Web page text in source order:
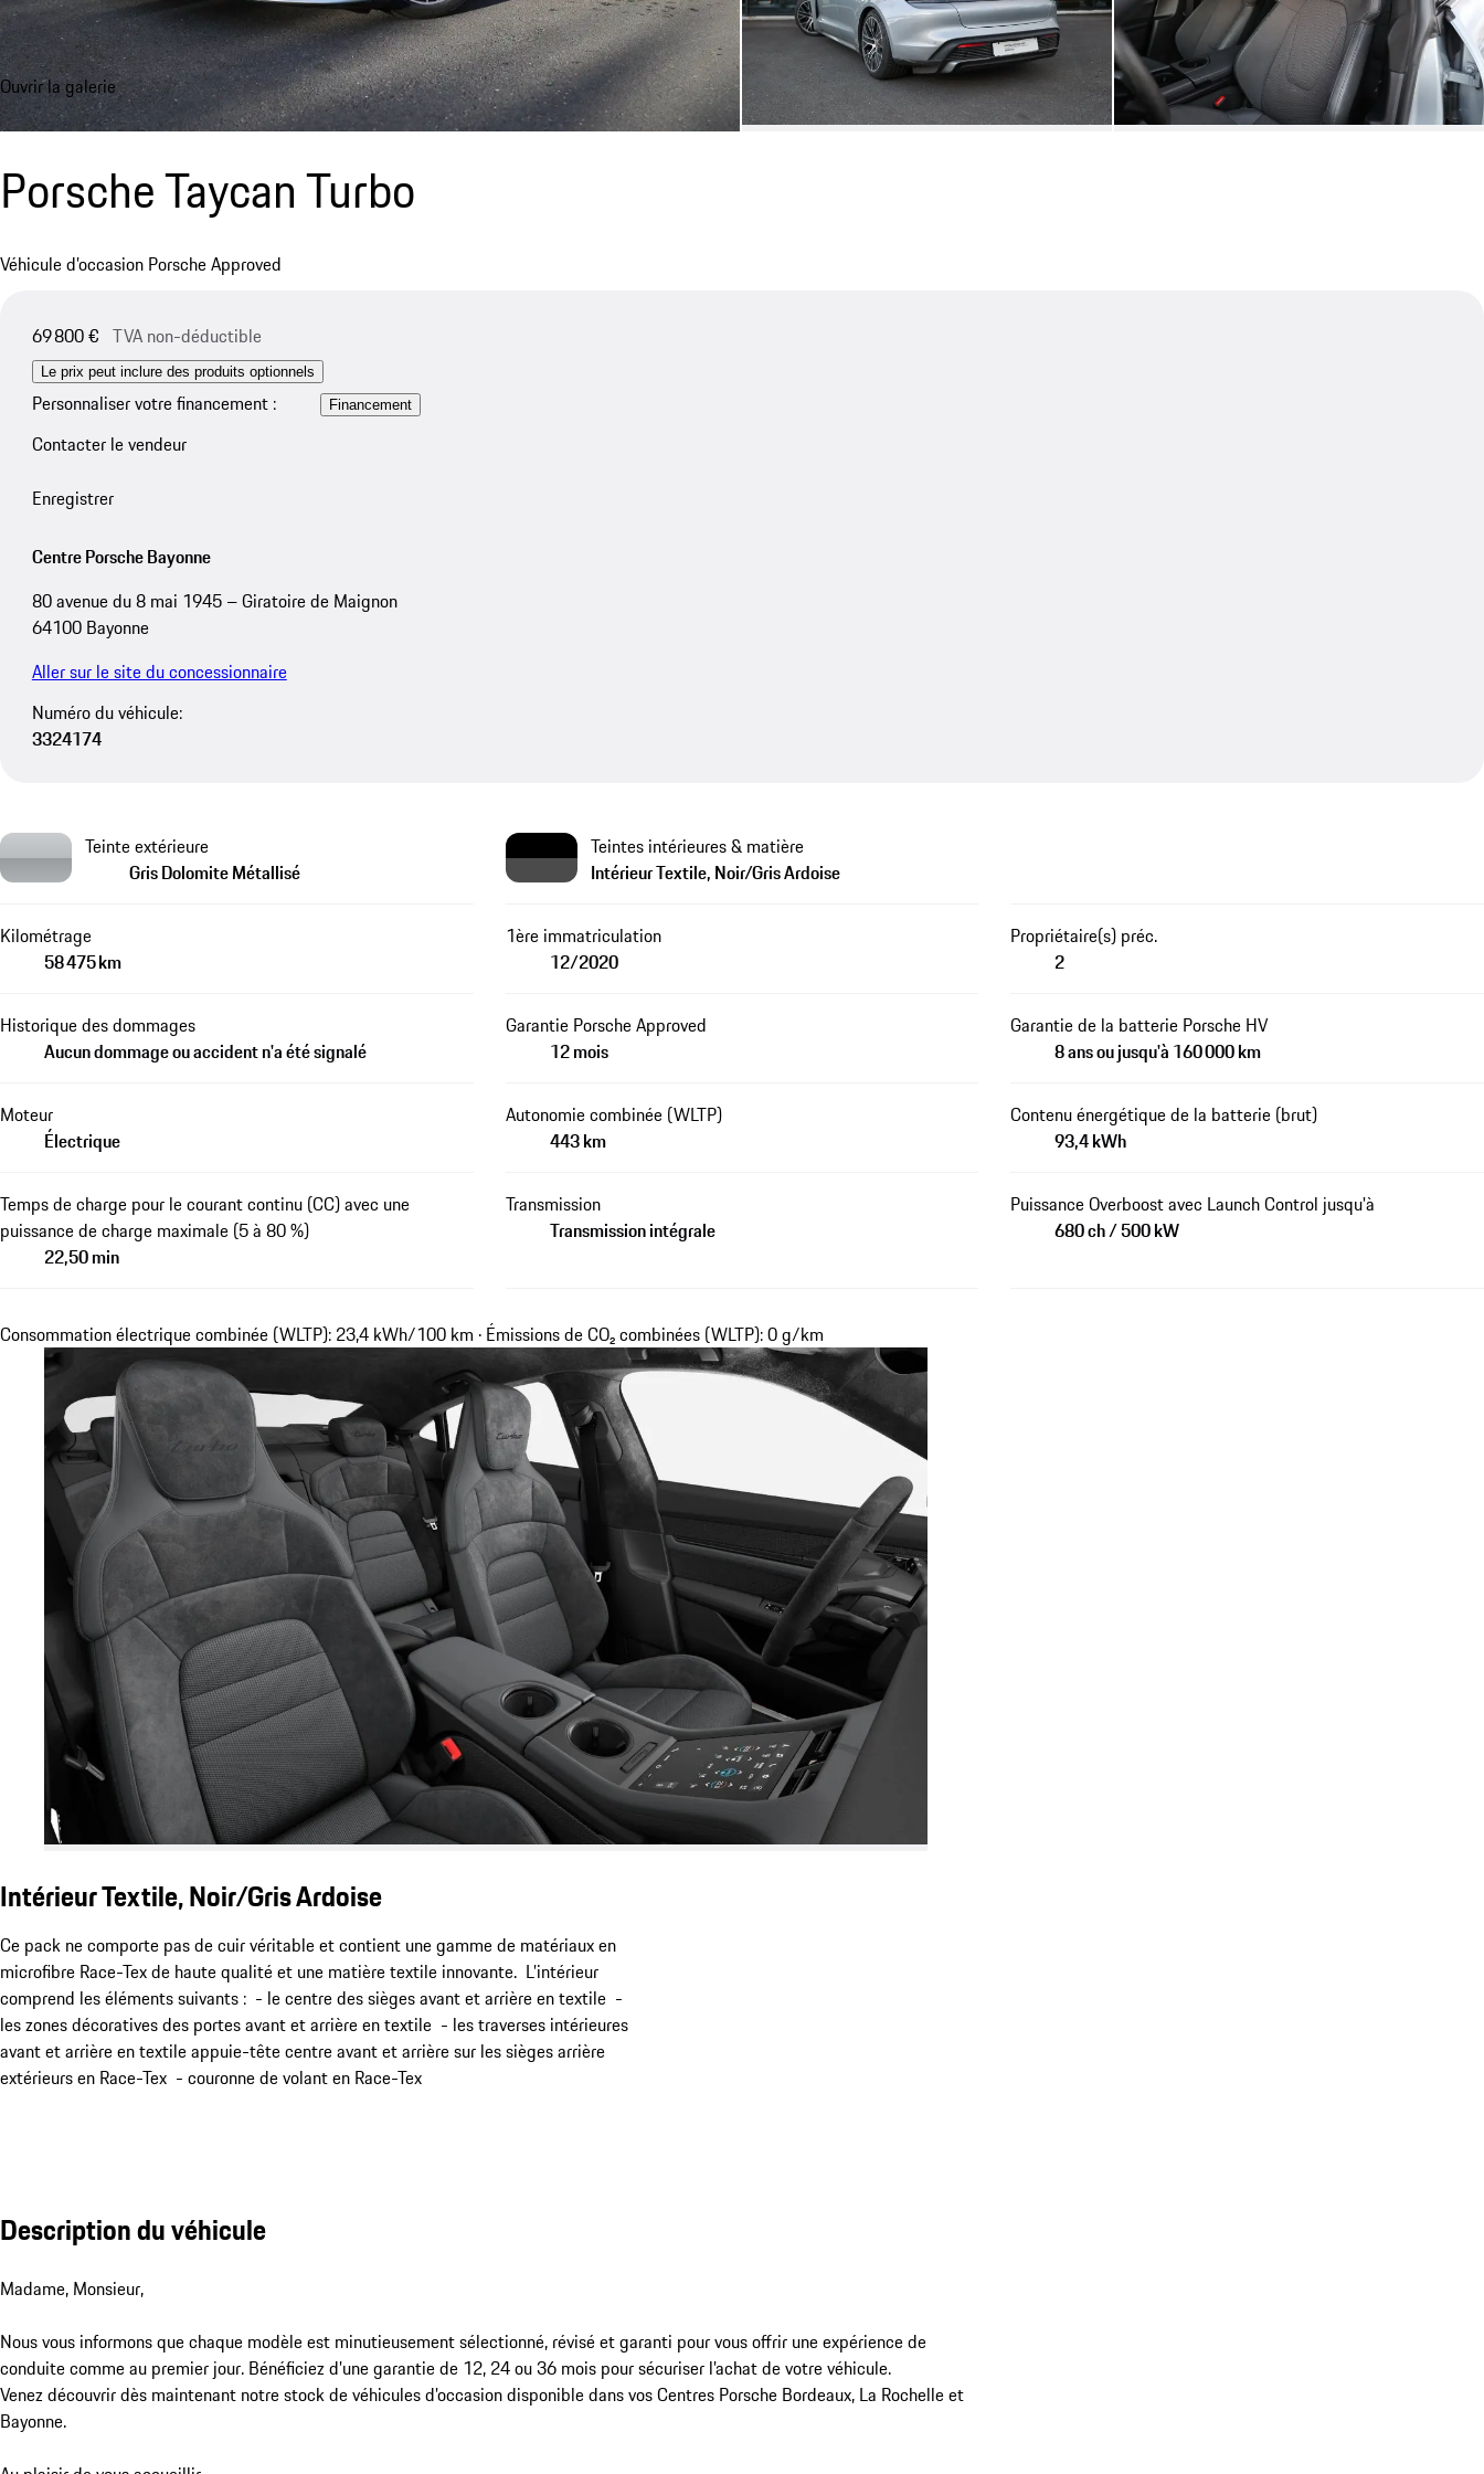
Ouvrir la galerie
Porsche Taycan Turbo
Véhicule d’occasion Porsche Approved
69 800 € TVA non-déductible
Le prix peut inclure des produits optionnels
Personnaliser votre financement : Financement
Contacter le vendeur
Enregistrer
Centre Porsche Bayonne
80 avenue du 8 mai 1945 – Giratoire de Maignon
64100 Bayonne
Aller sur le site du concessionnaire
Numéro du véhicule:
3324174
Teinte extérieure
Gris Dolomite Métallisé
Teintes intérieures & matière
Intérieur Textile, Noir/Gris Ardoise
Kilométrage
58 475 km
1ère immatriculation
12/2020
Propriétaire(s) préc.
2
Historique des dommages
Aucun dommage ou accident n'a été signalé
Garantie Porsche Approved
12 mois
Garantie de la batterie Porsche HV
8 ans ou jusqu'à 160 000 km
Moteur
Électrique
Autonomie combinée (WLTP)
443 km
Contenu énergétique de la batterie (brut)
93,4 kWh
Temps de charge pour le courant continu (CC) avec une
puissance de charge maximale (5 à 80 %)
22,50 min
Transmission
Transmission intégrale
Puissance Overboost avec Launch Control jusqu'à
680 ch / 500 kW
Consommation électrique combinée (WLTP): 23,4 kWh/100 km · Émissions de CO₂ combinées (WLTP): 0 g/km
Intérieur Textile, Noir/Gris Ardoise
Ce pack ne comporte pas de cuir véritable et contient une gamme de matériaux en
microfibre Race-Tex de haute qualité et une matière textile innovante. L’intérieur
comprend les éléments suivants : - le centre des sièges avant et arrière en textile -
les zones décoratives des portes avant et arrière en textile - les traverses intérieures
avant et arrière en textile appuie-tête centre avant et arrière sur les sièges arrière
extérieurs en Race-Tex - couronne de volant en Race-Tex
Description du véhicule
Madame, Monsieur,
Nous vous informons que chaque modèle est minutieusement sélectionné, révisé et garanti pour vous offrir une expérience de
conduite comme au premier jour. Bénéficiez d’une garantie de 12, 24 ou 36 mois pour sécuriser l’achat de votre véhicule.
Venez découvrir dès maintenant notre stock de véhicules d’occasion disponible dans vos Centres Porsche Bordeaux, La Rochelle et
Bayonne.